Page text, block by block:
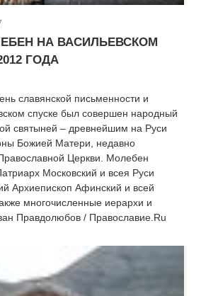
НА ВАСИЛЬЕВСКОМ
ГОДА
славянской письменности и
спуске был совершен народный
святыней – древнейшим на Руси
Божией Матери, недавно
Церкви. Молебен
Московский и всея Руси
Архиепископ Афинский и всей
многочисленные иерархи и
Правдолюбов / Православие.Ru